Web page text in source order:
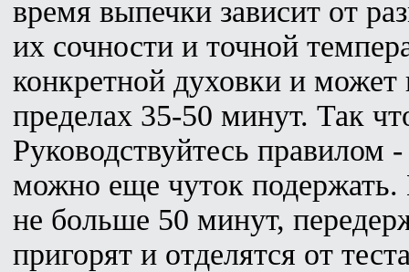
время выпечки зависит от
их сочности и точной
конкретной духовки и может
пределах 35-50 минут. Так
Руководствуйтесь правилом
можно еще чуток
не больше 50 минут,
пригорят и отделятся от